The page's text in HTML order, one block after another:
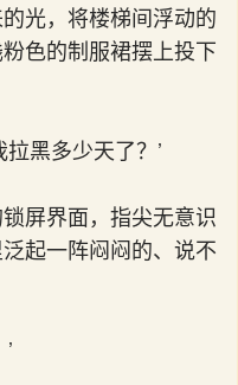
光，将楼梯间浮动的
色的制服裙摆上投下
黑多少天了？’
屏界面，指尖无意识
起一阵闷闷的、说不